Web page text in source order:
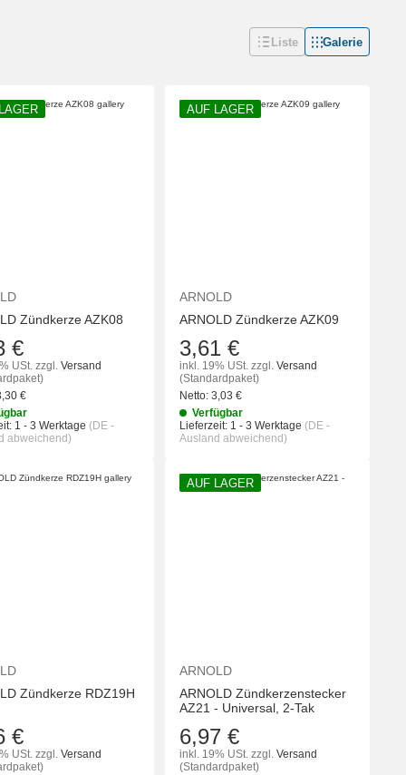
Liste Galerie
Zündkerze AZK08
€
USt. zzgl. Versand
€
1 - 3 Werktage (DE -
abweichend)
AUF LAGER
ARNOLD
ARNOLD Zündkerze AZK09
3,61 €
inkl. 19% USt. zzgl. Versand
(Standardpaket)
Netto: 3,03 €
Verfügbar
Lieferzeit: 1 - 3 Werktage (DE -
Ausland abweichend)
Zündkerze RDZ19H
€
USt. zzgl. Versand
AUF LAGER
ARNOLD
ARNOLD Zündkerzenstecker
AZ21 - Universal, 2-Tak
6,97 €
inkl. 19% USt. zzgl. Versand
(Standardpaket)